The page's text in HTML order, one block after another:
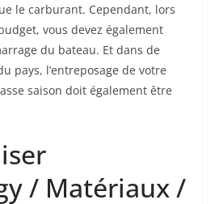
le carburant. Cependant, lors
vous devez également
du bateau. Et dans de
pays, l’entreposage de votre
saison doit également être
/ Matériaux /